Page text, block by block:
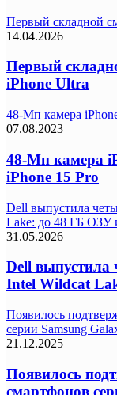
Первый складной
14.04.2026
Первый
iPhone Ultra
48-Мп камера
07.08.2023
48-Мп камера
iPhone 15 Pro
Dell выпустила
Lake: до 48 ГБ ОЗУ
31.05.2026
Dell выпустила
Intel Wildcat
Появилось
серии Samsung
21.12.2025
Появилось
смартфонов